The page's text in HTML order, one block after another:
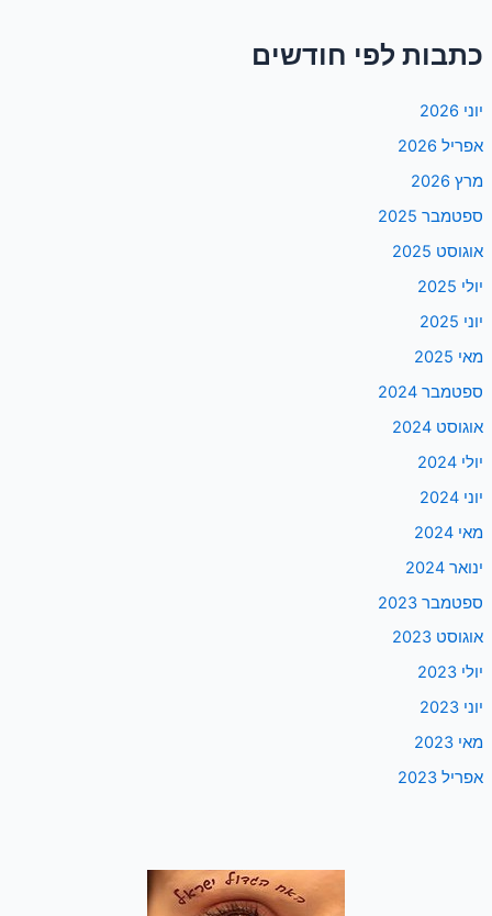
כתבות לפי חודשים
יוני 2026
אפריל 2026
מרץ 2026
ספטמבר 2025
אוגוסט 2025
יולי 2025
יוני 2025
מאי 2025
ספטמבר 2024
אוגוסט 2024
יולי 2024
יוני 2024
מאי 2024
ינואר 2024
ספטמבר 2023
אוגוסט 2023
יולי 2023
יוני 2023
מאי 2023
אפריל 2023